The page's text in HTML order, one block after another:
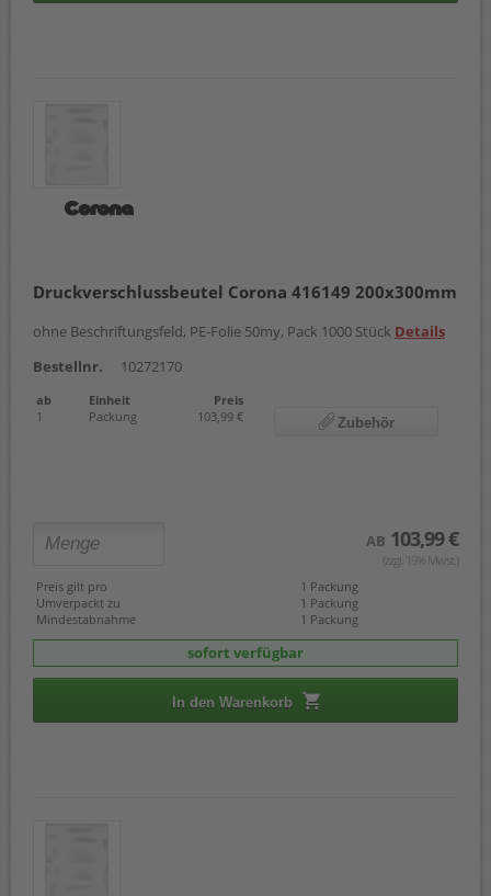
Druckverschlussbeutel Corona 416149 200x300mm
ohne Beschriftungsfeld, PE-Folie 50my, Pack 1000 Stück Details
Bestellnr.
10272170
ab Einheit
Preis
1
Packung 103,99 € Zubehör
AB 103,99 €
(zzgl. 19% Mwst.)
Preis gilt pro
1 Packung
Umverpackt zu
1 Packung
Mindestabnahme
1 Packung
sofort verfügbar
In den Warenkorb